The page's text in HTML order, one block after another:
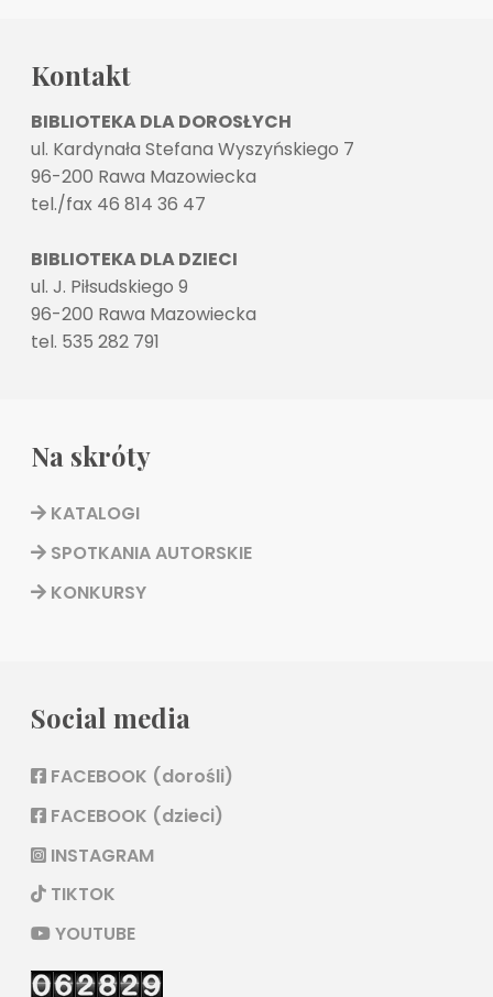
Kontakt
BIBLIOTEKA DLA DOROSŁYCH
ul. Kardynała Stefana Wyszyńskiego 7
96-200 Rawa Mazowiecka
tel./fax 46 814 36 47
BIBLIOTEKA DLA DZIECI
ul. J. Piłsudskiego 9
96-200 Rawa Mazowiecka
tel. 535 282 791
Na skróty
KATALOGI
SPOTKANIA AUTORSKIE
KONKURSY
Social media
FACEBOOK (dorośli)
FACEBOOK (dzieci)
INSTAGRAM
TIKTOK
YOUTUBE